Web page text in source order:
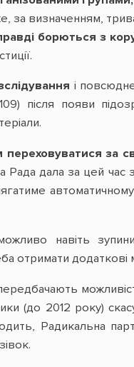
визначенням,
борються з
і
після появи
за
дала за цей час
навіть
отримати додаткові
(до 2012 року)
Радикальна